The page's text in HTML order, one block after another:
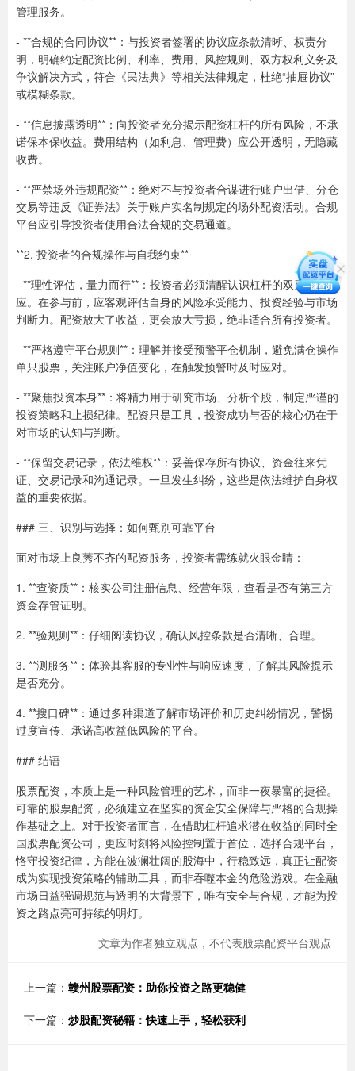
管理服务。
- **合规的合同协议**：与投资者签署的协议应条款清晰、权责分
明，明确约定配资比例、利率、费用、风控规则、双方权利义务及
争议解决方式，符合《民法典》等相关法律规定，杜绝“抽屉协议”
或模糊条款。
- **信息披露透明**：向投资者充分揭示配资杠杆的所有风险，不承
诺保本保收益。费用结构（如利息、管理费）应公开透明，无隐藏
收费。
- **严禁场外违规配资**：绝对不与投资者合谋进行账户出借、分仓
交易等违反《证券法》关于账户实名制规定的场外配资活动。合规
平台应引导投资者使用合法合规的交易通道。
**2. 投资者的合规操作与自我约束**
- **理性评估，量力而行**：投资者必须清醒认识杠杆的双刃剑效
应。在参与前，应客观评估自身的风险承受能力、投资经验与市场
判断力。配资放大了收益，更会放大亏损，绝非适合所有投资者。
- **严格遵守平台规则**：理解并接受预警平仓机制，避免满仓操作
单只股票，关注账户净值变化，在触发预警时及时应对。
- **聚焦投资本身**：将精力用于研究市场、分析个股，制定严谨的
投资策略和止损纪律。配资只是工具，投资成功与否的核心仍在于
对市场的认知与判断。
- **保留交易记录，依法维权**：妥善保存所有协议、资金往来凭
证、交易记录和沟通记录。一旦发生纠纷，这些是依法维护自身权
益的重要依据。
### 三、识别与选择：如何甄别可靠平台
面对市场上良莠不齐的配资服务，投资者需练就火眼金睛：
1. **查资质**：核实公司注册信息、经营年限，查看是否有第三方
资金存管证明。
2. **验规则**：仔细阅读协议，确认风控条款是否清晰、合理。
3. **测服务**：体验其客服的专业性与响应速度，了解其风险提示
是否充分。
4. **搜口碑**：通过多种渠道了解市场评价和历史纠纷情况，警惕
过度宣传、承诺高收益低风险的平台。
### 结语
股票配资，本质上是一种风险管理的艺术，而非一夜暴富的捷径。
可靠的股票配资，必须建立在坚实的资金安全保障与严格的合规操
作基础之上。对于投资者而言，在借助杠杆追求潜在收益的同时全
国股票配资公司，更应时刻将风险控制置于首位，选择合规平台，
恪守投资纪律，方能在波澜壮阔的股海中，行稳致远，真正让配资
成为实现投资策略的辅助工具，而非吞噬本金的危险游戏。在金融
市场日益强调规范与透明的大背景下，唯有安全与合规，才能为投
资之路点亮可持续的明灯。
文章为作者独立观点，不代表股票配资平台观点
上一篇： 赣州股票配资：助你投资之路更稳健
下一篇： 炒股配资秘籍：快速上手，轻松获利